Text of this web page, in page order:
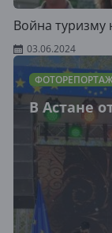
Война туризму
03.06.2024
В Астане